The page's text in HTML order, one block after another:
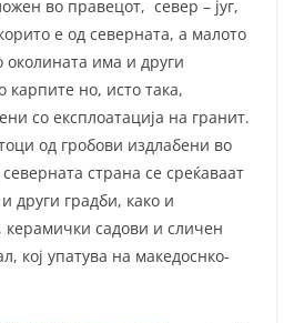
во правецот, север – југ,
е од северната, а малото
околината има и други
но, исто така,
со експлоатација на гранит.
од гробови издлабени во
страна се среќаваат
други градби, како и
керамички садови и сличен
кој упатува на македоснко-